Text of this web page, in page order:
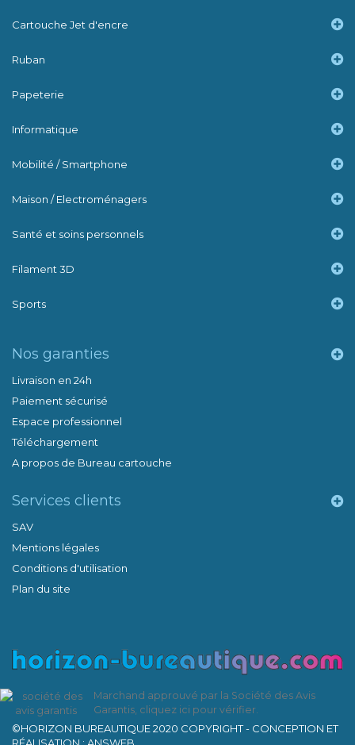
Cartouche Jet d'encre
Ruban
Papeterie
Informatique
Mobilité / Smartphone
Maison / Electroménagers
Santé et soins personnels
Filament 3D
Sports
Nos garanties
Livraison en 24h
Paiement sécurisé
Espace professionnel
Téléchargement
A propos de Bureau cartouche
Services clients
SAV
Mentions légales
Conditions d'utilisation
Plan du site
Marchand approuvé par la Société des Avis
Garantis, cliquez ici pour vérifier
©HORIZON BUREAUTIQUE 2020 COPYRIGHT - CONCEPTION ET